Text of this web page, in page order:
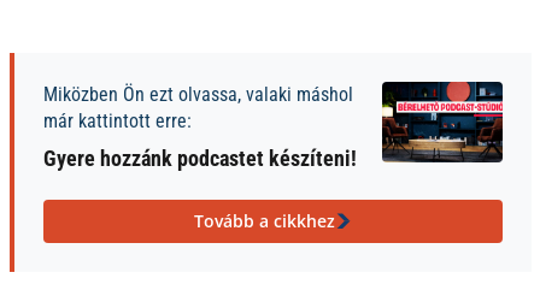
Miközben Ön ezt olvassa, valaki máshol
már kattintott erre:
Gyere hozzánk podcastet készíteni!
Tovább a cikkhez